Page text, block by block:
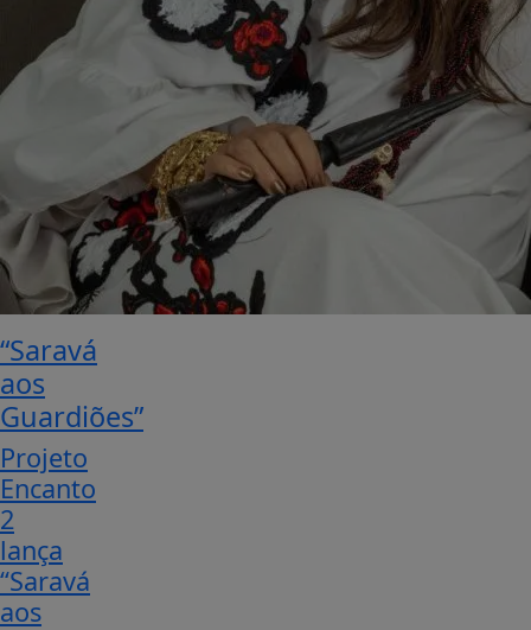
“Saravá
aos
Guardiões”
Projeto
Encanto
2
lança
“Saravá
aos